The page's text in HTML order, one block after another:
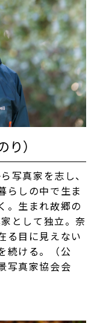
）
写真家を志し、
らしの中で生ま
。生まれ故郷の
として独立。奈
る目に見えない
続ける。（公
写真家協会会